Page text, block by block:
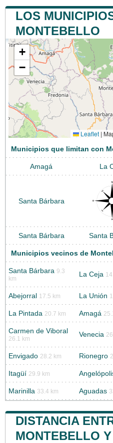
LOS
MONTEBELLO
+
−
Leaflet |
Municipios que limitan con
Amagá La
Santa Bárbara
Santa Bárbara Santa
Municipios vecinos de
Santa Bárbara 9.3
km
La Ceja
Abejorral 17.5 km La Unión
La Pintada 20.7 km Amagá
Carmen de Viboral
26.1 km
Venecia
Envigado 28.2 km Rionegro
Itagüí 29.9 km
Marinilla 33.4 km Aguadas
DISTANCIA
MONTEBELLO